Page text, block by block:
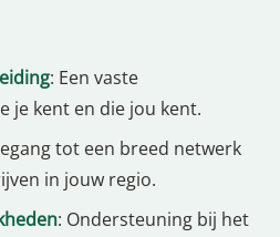
: Een vaste
je kent en die jou kent.
tot een breed netwerk
in jouw regio.
: Ondersteuning bij het